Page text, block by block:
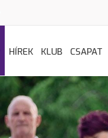
HÍREK KLUB CSAPAT